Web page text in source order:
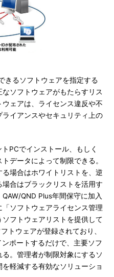
きるソフトウェアを指定する
ソフトウェアがもたらすリス
ェアは、ライセンス違反や不
イアンスやセキュリティ上の
PCでインストール、もしく
データによって制限できる。
場合はホワイトリストを、逆
合はブラックリストを活用す
QND Plus年間保守に加入
ソフトウェアライセンス管理
フトウェアリストを提供して
トウェアが登録されており、
ポートするだけで、主要ソフ
。管理者が制限対象にするソ
軽減する有効なソリューショ